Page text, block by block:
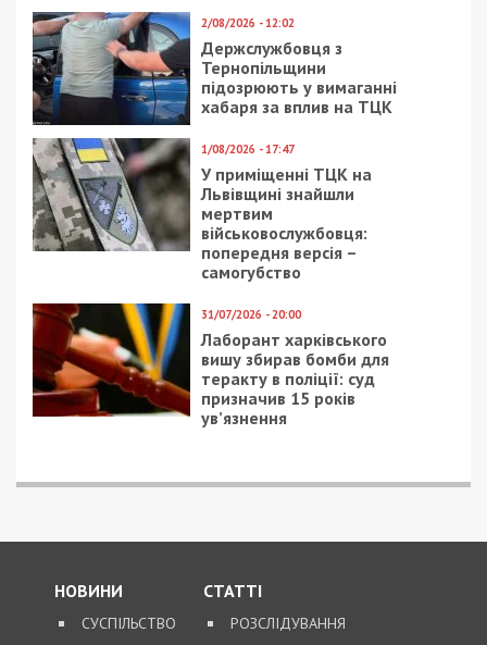
2/08/2026 - 12:02
Держслужбовця з
Тернопільщини
підозрюють у вимаганні
хабаря за вплив на ТЦК
1/08/2026 - 17:47
У приміщенні ТЦК на
Львівщині знайшли
мертвим
військовослужбовця:
попередня версія –
самогубство
31/07/2026 - 20:00
Лаборант харківського
вишу збирав бомби для
теракту в поліції: суд
призначив 15 років
ув’язнення
НОВИНИ
СУСПІЛЬСТВО
СТАТТІ
РОЗСЛІДУВАННЯ